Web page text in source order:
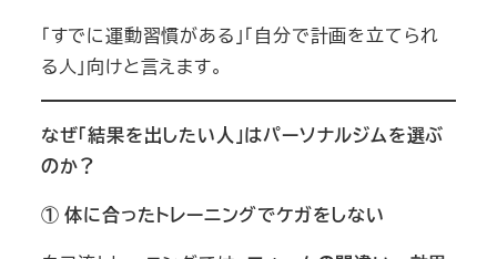
「すでに運動習慣がある」「自分で計画を立てられ
る人」向けと言えます。
なぜ「結果を出したい人」はパーソナルジムを選ぶ
のか？
① 体に合ったトレーニングでケガをしない